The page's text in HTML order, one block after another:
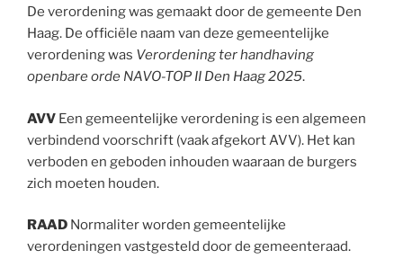
De verordening was gemaakt door de gemeente Den
Haag. De officiële naam van deze gemeentelijke
verordening was Verordening ter handhaving
openbare orde NAVO-TOP II Den Haag 2025.
AVV Een gemeentelijke verordening is een algemeen
verbindend voorschrift (vaak afgekort AVV). Het kan
verboden en geboden inhouden waaraan de burgers
zich moeten houden.
RAAD Normaliter worden gemeentelijke
verordeningen vastgesteld door de gemeenteraad.